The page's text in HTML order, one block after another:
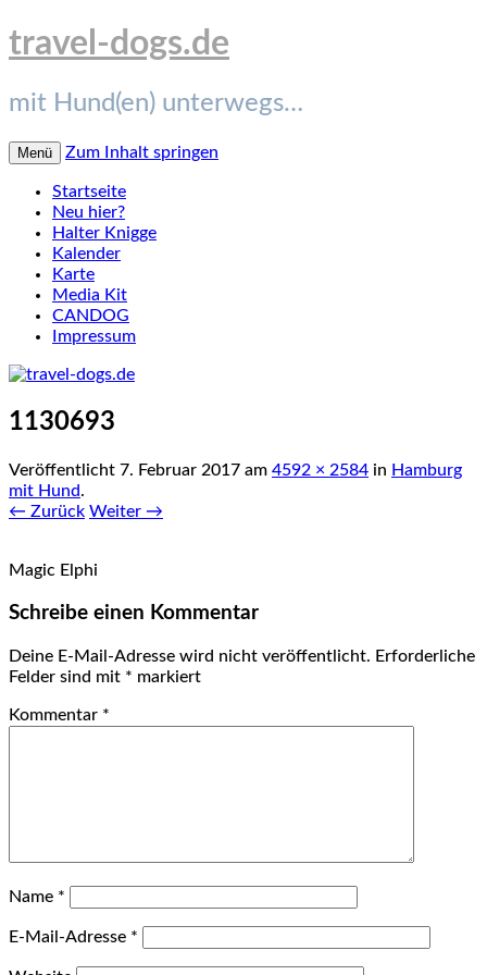
travel-dogs.de
mit Hund(en) unterwegs…
Menü Zum Inhalt springen
Startseite
Neu hier?
Halter Knigge
Kalender
Karte
Media Kit
CANDOG
Impressum
1130693
Veröffentlicht 7. Februar 2017 am 4592 × 2584 in Hamburg
mit Hund.
← Zurück Weiter →
Magic Elphi
Schreibe einen Kommentar
Deine E-Mail-Adresse wird nicht veröffentlicht. Erforderliche
Felder sind mit * markiert
Kommentar *
Name *
E-Mail-Adresse *